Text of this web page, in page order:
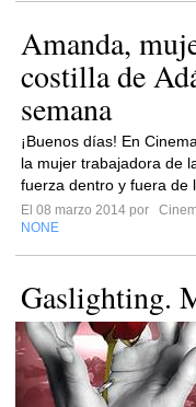
Amanda,
costilla de
semana
¡Buenos días! En
la mujer trabajadora de
fuerza dentro y fuera de
El 08 marzo 2014 por
NONE
Gaslighting.